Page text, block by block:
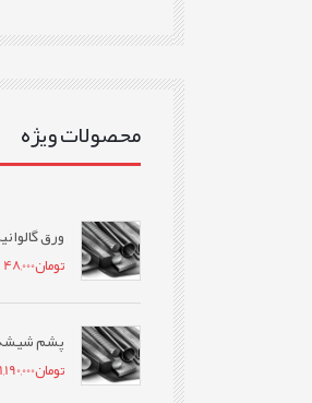
محصولات ویژه
ورق
تومان48,000
پشم شیشه
تومان1,190,000